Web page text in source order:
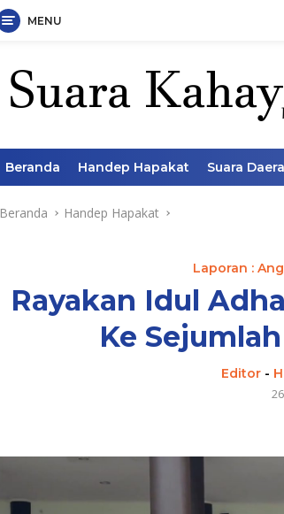
MENU
Beranda Handep Hapakat Suara
Beranda Handep Hapakat
Laporan :
Rayakan Idul
Ke
Editor-